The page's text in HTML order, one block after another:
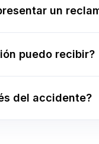
un
puedo recibir?
del accidente?